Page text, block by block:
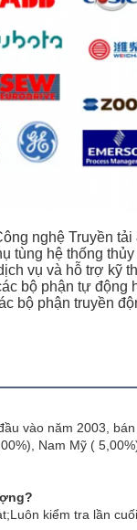
nghệ Truyền
tùng hệ thống
vụ và hỗ trợ kỹ
bộ phận tự
bộ phận truyền
vào năm 2003,
Nam Mỹ (
kiểm tra lần